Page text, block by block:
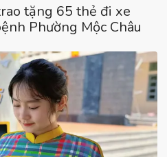
tặng 65 thẻ đi xe
Phường Mộc Châu